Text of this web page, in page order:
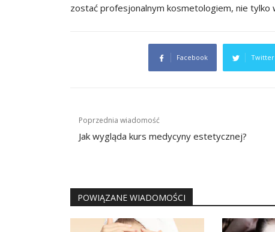
zostać profesjonalnym kosmetologiem, nie tylko
Facebook Twitter
Nawigacja
wpisu
Poprzednia wiadomość
Jak wygląda kurs medycyny estetycznej?
POWIĄZANE WIADOMOŚCI